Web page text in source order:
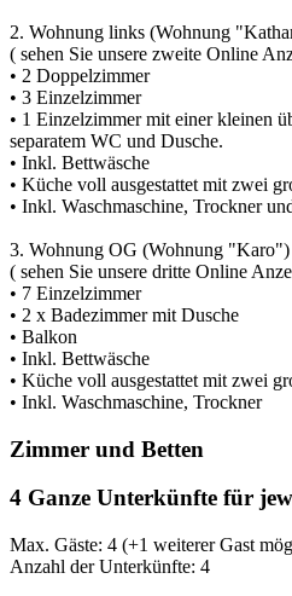
2. Wohnung links (Wohnung
( sehen Sie unsere zweite Online
• 2 Doppelzimmer
• 3 Einzelzimmer
• 1 Einzelzimmer mit einer kleinen
separatem WC und Dusche.
• Inkl. Bettwäsche
• Küche voll ausgestattet mit zwei
• Inkl. Waschmaschine, Trockner
3. Wohnung OG (Wohnung "Karo")
( sehen Sie unsere dritte Online
• 7 Einzelzimmer
• 2 x Badezimmer mit Dusche
• Balkon
• Inkl. Bettwäsche
• Küche voll ausgestattet mit zwei
• Inkl. Waschmaschine, Trockner
Zimmer und Betten
4 Ganze Unterkünfte für
Max. Gäste: 4 (+1 weiterer Gast
Anzahl der Unterkünfte: 4